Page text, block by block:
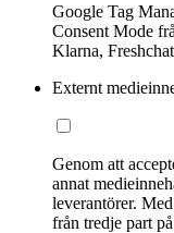
Google Tag
Consent Mode
Klarna, Freshchat
Externt
Genom att
annat
leverantörer.
från tredje part